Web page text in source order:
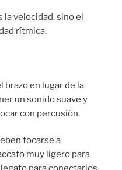
la velocidad, sino el
rítmica.
brazo en lugar de la
un sonido suave y
con percusión.
tocarse a
muy ligero para